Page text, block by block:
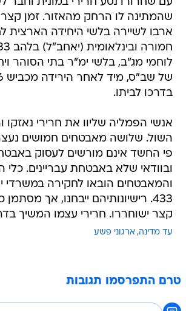
שהמתינה לו הרחק מהאזור. זמן
ארבו לשיירה בלשי היחידה הארצית
לוחמי מג"ב, בלשי ימ"ר בתי הסוהר
בדרכו לביתו.
אנשי הפמליה שליוו את חרירי נאזקו
השול. שלושה מאבטחים חמושים
פי החשד אינם מורשים לעסוק
ובוודאי שלא באבטחת עבריינים. כלי
והמאבטחים הובאו לחקירה במשרדי
433. רישיונותיהם ייבחנו, אך מסתמן
קצר ישוחררו. חרירי עצמו המשיך
עד מדינה ארגוני פשע
טרם התפרסמו תגובות